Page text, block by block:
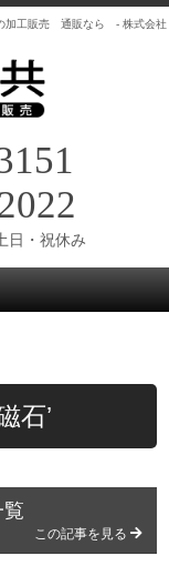
加工販売 通販なら - 株式会社
日・祝休み
石’
覧
この記事を見る